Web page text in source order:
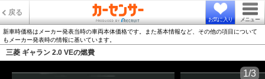
戻る
お気に入り メニュー
新車時価格はメーカー発表当時の車両本体価格です。また基本情報など、その他の項目について
もメーカー発表時の情報に基いています。
三菱 ギャラン 2.0 VEの燃費
1/3